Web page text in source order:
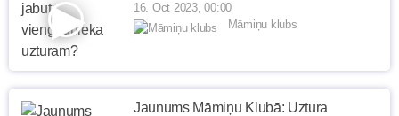
16. Oct 2023, 00:00
Māmiņu klubs
Jaunums Māmiņu Klubā: Uztura